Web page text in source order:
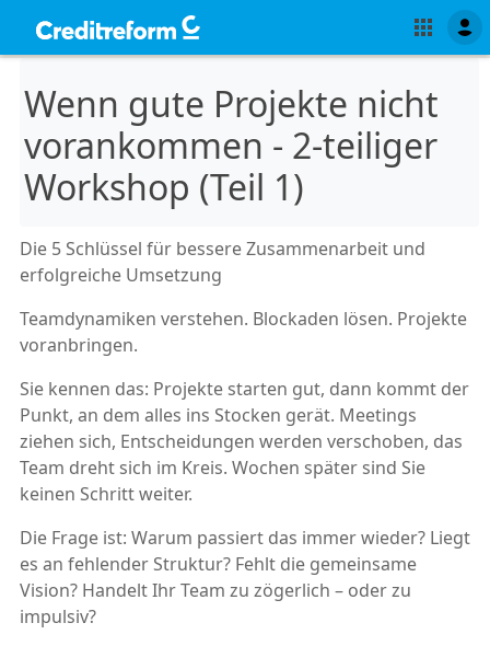
Wenn gute Projekte nicht
vorankommen - 2-teiliger
Workshop (Teil 1)
Die 5 Schlüssel für bessere Zusammenarbeit und
erfolgreiche Umsetzung
Teamdynamiken verstehen. Blockaden lösen. Projekte
voranbringen.
Sie kennen das: Projekte starten gut, dann kommt der
Punkt, an dem alles ins Stocken gerät. Meetings
ziehen sich, Entscheidungen werden verschoben, das
Team dreht sich im Kreis. Wochen später sind Sie
keinen Schritt weiter.
Die Frage ist: Warum passiert das immer wieder? Liegt
es an fehlender Struktur? Fehlt die gemeinsame
Vision? Handelt Ihr Team zu zögerlich – oder zu
impulsiv?